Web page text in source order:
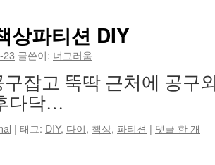
상파티션 DIY
23 글쓴이: 너그러움
잡고 뚝딱 근처에 공구
다닥…
| 태그: DIY, 다이, 책상, 파티션 | 댓글 한 개